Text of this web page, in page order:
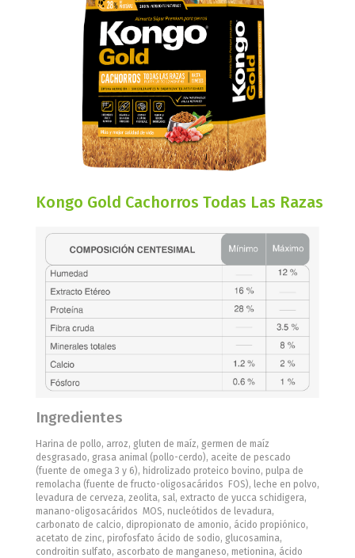
Kongo Gold Cachorros Todas Las Razas
Ingredientes
Harina de pollo, arroz, gluten de maíz, germen de maíz
desgrasado, grasa animal (pollo-cerdo), aceite de pescado
(fuente de omega 3 y 6), hidrolizado proteico bovino, pulpa de
remolacha (fuente de fructo-oligosacáridos  FOS), leche en polvo,
levadura de cerveza, zeolita, sal, extracto de yucca schidigera,
manano-oligosacáridos  MOS, nucleótidos de levadura,
carbonato de calcio, dipropionato de amonio, ácido propiónico,
acetato de zinc, pirofosfato ácido de sodio, glucosamina,
condroitin sulfato, ascorbato de manganeso, metionina, ácido